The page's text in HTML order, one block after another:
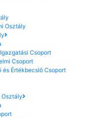
Osztály
Csoport
Csoport
és Értékbecslő Csoport